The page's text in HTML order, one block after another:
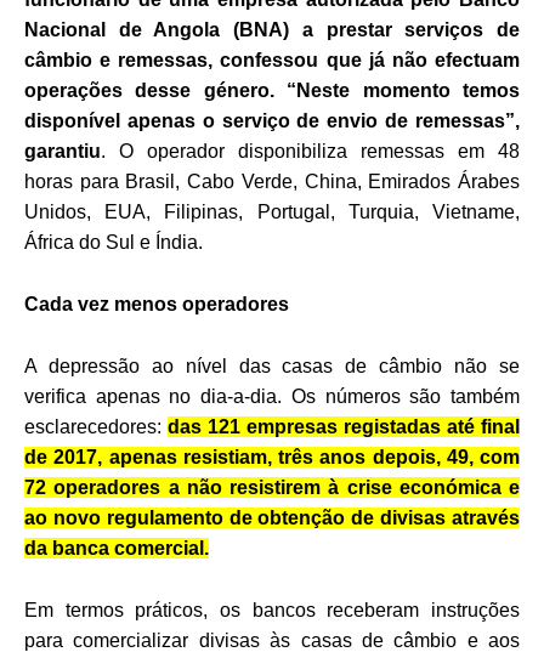
Nacional de Angola (BNA) a prestar serviços de
câmbio e remessas, confessou que já não efectuam
operações desse género. “Neste momento temos
disponível apenas o serviço de envio de remessas”,
garantiu. O operador disponibiliza remessas em 48
horas para Brasil, Cabo Verde, China, Emirados Árabes
Unidos, EUA, Filipinas, Portugal, Turquia, Vietname,
África do Sul e Índia.
Cada vez menos operadores
A depressão ao nível das casas de câmbio não se
verifica apenas no dia-a-dia. Os números são também
esclarecedores: das 121 empresas registadas até final
de 2017, apenas resistiam, três anos depois, 49, com
72 operadores a não resistirem à crise económica e
ao novo regulamento de obtenção de divisas através
da banca comercial.
Em termos práticos, os bancos receberam instruções
para comercializar divisas às casas de câmbio e aos